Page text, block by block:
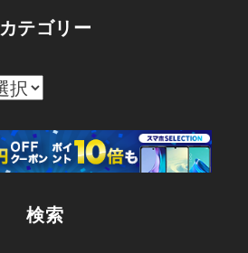
カテゴリー
検索